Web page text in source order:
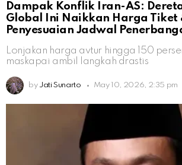
Dampak Konflik Iran-AS:
Global Ini Naikkan Harga Tiket
Penyesuaian Jadwal
Lonjakan harga avtur hingga 150
maskapai ambil langkah drastis
by Jati Sunarto May 10, 2026, 2:35 pm